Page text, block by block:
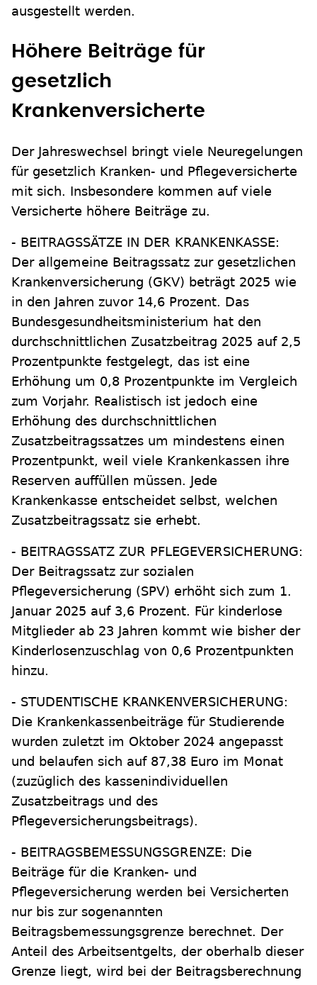
ausgestellt werden.
Höhere Beiträge für
gesetzlich
Krankenversicherte
Der Jahreswechsel bringt viele Neuregelungen
für gesetzlich Kranken- und Pflegeversicherte
mit sich. Insbesondere kommen auf viele
Versicherte höhere Beiträge zu.
- BEITRAGSSÄTZE IN DER KRANKENKASSE:
Der allgemeine Beitragssatz zur gesetzlichen
Krankenversicherung (GKV) beträgt 2025 wie
in den Jahren zuvor 14,6 Prozent. Das
Bundesgesundheitsministerium hat den
durchschnittlichen Zusatzbeitrag 2025 auf 2,5
Prozentpunkte festgelegt, das ist eine
Erhöhung um 0,8 Prozentpunkte im Vergleich
zum Vorjahr. Realistisch ist jedoch eine
Erhöhung des durchschnittlichen
Zusatzbeitragssatzes um mindestens einen
Prozentpunkt, weil viele Krankenkassen ihre
Reserven auffüllen müssen. Jede
Krankenkasse entscheidet selbst, welchen
Zusatzbeitragssatz sie erhebt.
- BEITRAGSSATZ ZUR PFLEGEVERSICHERUNG:
Der Beitragssatz zur sozialen
Pflegeversicherung (SPV) erhöht sich zum 1.
Januar 2025 auf 3,6 Prozent. Für kinderlose
Mitglieder ab 23 Jahren kommt wie bisher der
Kinderlosenzuschlag von 0,6 Prozentpunkten
hinzu.
- STUDENTISCHE KRANKENVERSICHERUNG:
Die Krankenkassenbeiträge für Studierende
wurden zuletzt im Oktober 2024 angepasst
und belaufen sich auf 87,38 Euro im Monat
(zuzüglich des kassenindividuellen
Zusatzbeitrags und des
Pflegeversicherungsbeitrags).
- BEITRAGSBEMESSUNGSGRENZE: Die
Beiträge für die Kranken- und
Pflegeversicherung werden bei Versicherten
nur bis zur sogenannten
Beitragsbemessungsgrenze berechnet. Der
Anteil des Arbeitsentgelts, der oberhalb dieser
Grenze liegt, wird bei der Beitragsberechnung